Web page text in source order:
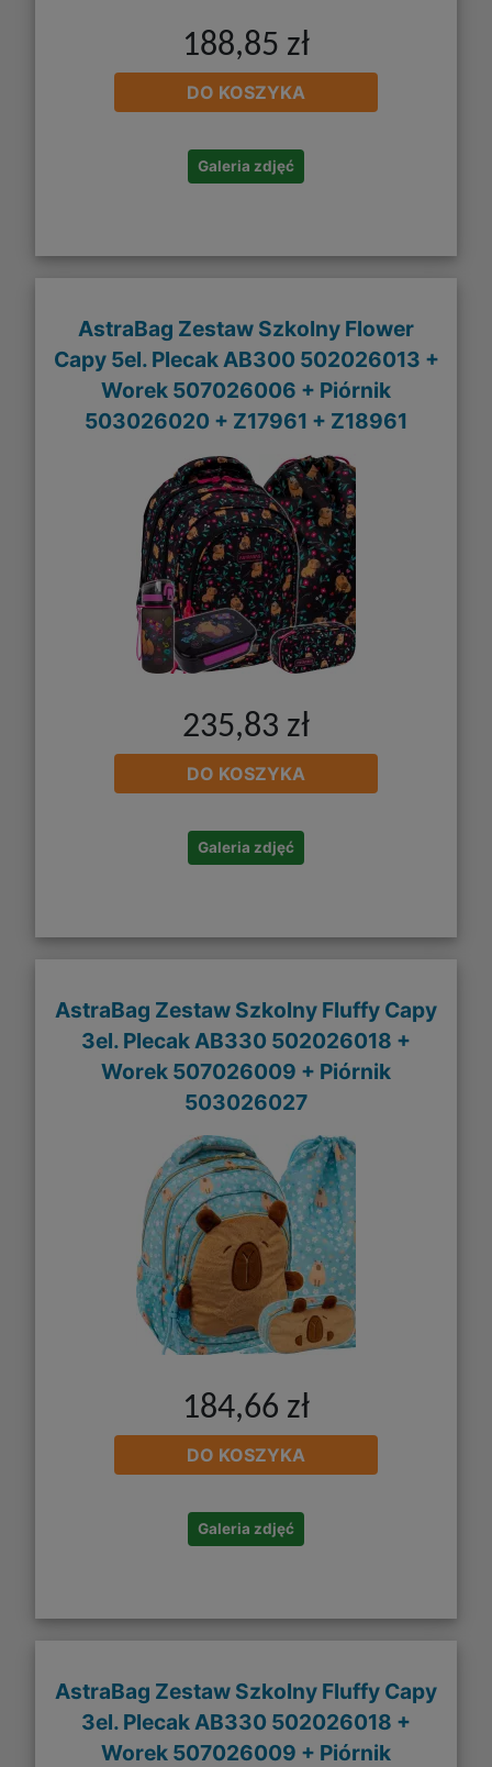
188,85 zł
DO KOSZYKA
Galeria zdjęć
AstraBag Zestaw Szkolny Flower
Capy 5el. Plecak AB300 502026013 +
Worek 507026006 + Piórnik
503026020 + Z17961 + Z18961
235,83 zł
DO KOSZYKA
Galeria zdjęć
AstraBag Zestaw Szkolny Fluffy Capy
3el. Plecak AB330 502026018 +
Worek 507026009 + Piórnik
503026027
184,66 zł
DO KOSZYKA
Galeria zdjęć
AstraBag Zestaw Szkolny Fluffy Capy
3el. Plecak AB330 502026018 +
Worek 507026009 + Piórnik